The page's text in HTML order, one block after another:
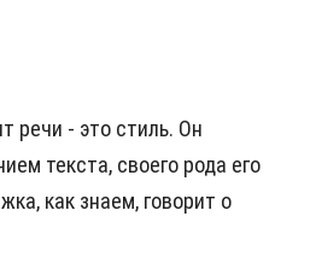
речи - это стиль. Он
текста, своего рода его
как знаем, говорит о